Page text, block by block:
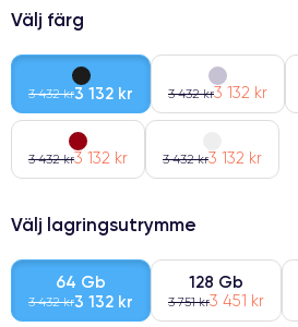
Välj färg
3 432 kr3 132 kr 3 432 kr3 132 kr
3 432 kr3 132 kr 3 432 kr3 132 kr
Välj lagringsutrymme
64 Gb
3 432 kr3 132 kr
128 Gb
3 751 kr3 451 kr